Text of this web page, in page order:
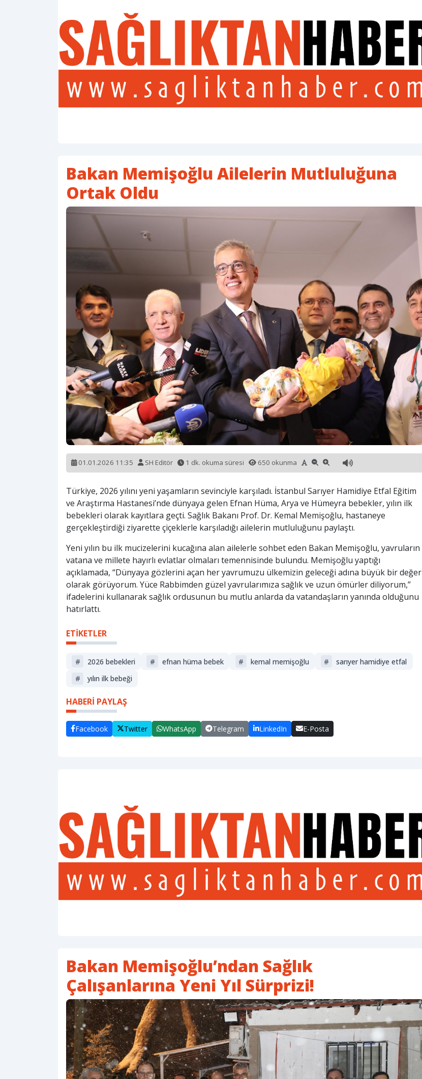
Bakan Memişoğlu Ailelerin Mutluluğuna
Ortak Oldu
01.01.2026 11:35 SH Editör 1 dk. okuma süresi 650 okunma
Türkiye, 2026 yılını yeni yaşamların sevinciyle karşıladı. İstanbul Sarıyer Hamidiye Etfal Eğitim
ve Araştırma Hastanesi’nde dünyaya gelen Efnan Hüma, Arya ve Hümeyra bebekler, yılın ilk
bebekleri olarak kayıtlara geçti. Sağlık Bakanı Prof. Dr. Kemal Memişoğlu, hastaneye
gerçekleştirdiği ziyarette çiçeklerle karşıladığı ailelerin mutluluğunu paylaştı.
Yeni yılın bu ilk mucizelerini kucağına alan ailelerle sohbet eden Bakan Memişoğlu, yavruların
vatana ve millete hayırlı evlatlar olmaları temennisinde bulundu. Memişoğlu yaptığı
açıklamada, “Dünyaya gözlerini açan her yavrumuzu ülkemizin geleceği adına büyük bir değer
olarak görüyorum. Yüce Rabbimden güzel yavrularımıza sağlık ve uzun ömürler diliyorum,”
ifadelerini kullanarak sağlık ordusunun bu mutlu anlarda da vatandaşların yanında olduğunu
hatırlattı.
ETİKETLER
# 2026 bebekleri # efnan hüma bebek # kemal memişoğlu #
sarıyer hamidiye etfal
#
yılın ilk bebeği
HABERİ PAYLAŞ
Facebook Twitter WhatsApp Telegram LinkedIn E-Posta
Bakan Memişoğlu’ndan Sağlık
Çalışanlarına Yeni Yıl Sürprizi!